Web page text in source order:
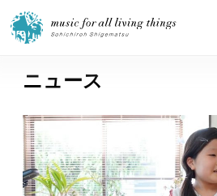
ホーム
テーマ
ニュース